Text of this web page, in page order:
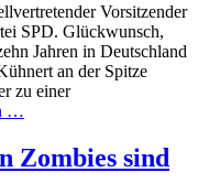
Vorsitzender
SPD. Glückwunsch,
Jahren in Deutschland
an der Spitze
zu einer
…
Zombies sind